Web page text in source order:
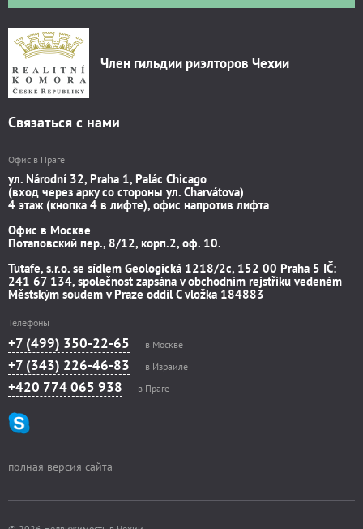
Член гильдии риэлторов Чехии
Связаться с нами
Офис в Праге
ул. Národní 32, Praha 1, Palác Chicago
(вход через арку со стороны ул. Charvátova)
4 этаж (кнопка 4 в лифте), офис напротив лифта
Офис в Москве
Потаповский пер., 8/12, корп.2, оф. 10.
Tutafe, s.r.o. se sídlem Geologická 1218/2c, 152 00 Praha 5 IČ:
241 67 134, společnost zapsána v obchodním rejstříku vedeném
Městským soudem v Praze oddíl C vložka 184883
Телефоны
+7 (499) 350-22-65 в Москве
+7 (343) 226-46-83 в Израиле
+420 774 065 938 в Праге
полная версия сайта